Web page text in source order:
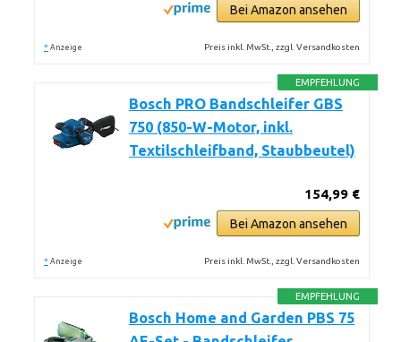
Bei Amazon ansehen
* Anzeige Preis inkl. MwSt., zzgl. Versandkosten
EMPFEHLUNG
Bosch PRO Bandschleifer GBS
750 (850-W-Motor, inkl.
Textilschleifband, Staubbeutel)
154,99 €
Bei Amazon ansehen
* Anzeige Preis inkl. MwSt., zzgl. Versandkosten
EMPFEHLUNG
Bosch Home and Garden PBS 75